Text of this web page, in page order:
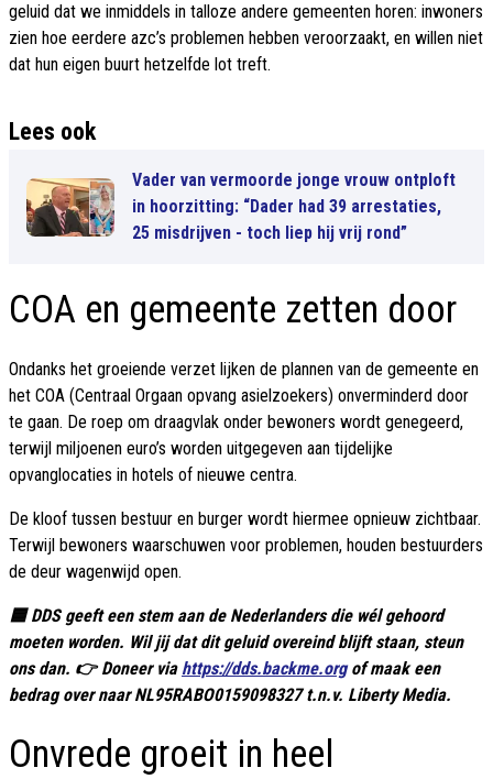
geluid dat we inmiddels in talloze andere gemeenten horen: inwoners
zien hoe eerdere azc’s problemen hebben veroorzaakt, en willen niet
dat hun eigen buurt hetzelfde lot treft.
Lees ook
Vader van vermoorde jonge vrouw ontploft
in hoorzitting: “Dader had 39 arrestaties,
25 misdrijven - toch liep hij vrij rond”
COA en gemeente zetten door
Ondanks het groeiende verzet lijken de plannen van de gemeente en
het COA (Centraal Orgaan opvang asielzoekers) onverminderd door
te gaan. De roep om draagvlak onder bewoners wordt genegeerd,
terwijl miljoenen euro’s worden uitgegeven aan tijdelijke
opvanglocaties in hotels of nieuwe centra.
De kloof tussen bestuur en burger wordt hiermee opnieuw zichtbaar.
Terwijl bewoners waarschuwen voor problemen, houden bestuurders
de deur wagenwijd open.
🟦 DDS geeft een stem aan de Nederlanders die wél gehoord
moeten worden. Wil jij dat dit geluid overeind blijft staan, steun
ons dan. 👉 Doneer viahttps://dds.backme.orgof maak een
bedrag over naar NL95RABO0159098327 t.n.v. Liberty Media.
Onvrede groeit in heel